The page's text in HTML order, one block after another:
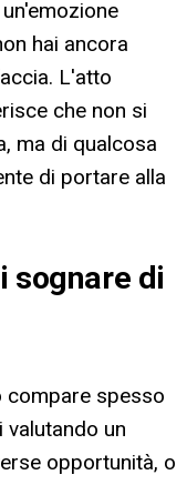
hai ancora
L'atto
che non si
ma di qualcosa
di portare alla
sognare di
compare spesso
un
opportunità, o